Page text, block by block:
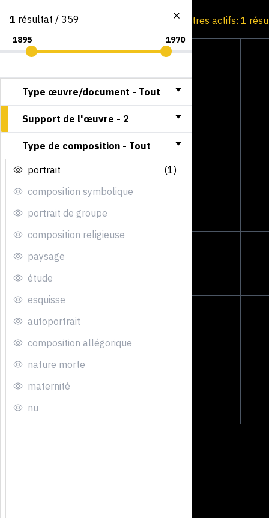
Consultation par image Filtres actifs: 1
1 résultat / 359
Type œuvre/document - Tout
Support de l'œuvre - 2
Type de composition - Tout
portrait
(1)
composition symbolique
portrait de groupe
composition religieuse
paysage
étude
esquisse
autoportrait
composition allégorique
nature morte
maternité
nu